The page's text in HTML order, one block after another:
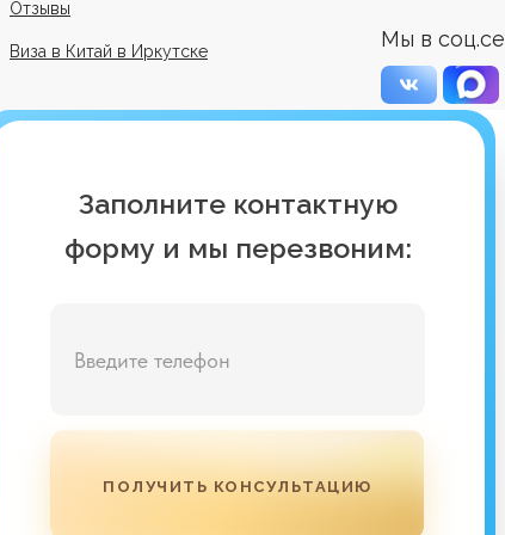
Мы в
Отзывы
Виза в Китай в Иркутске
Заполните контактную
форму и мы перезвоним:
ПОЛУЧИТЬ КОНСУЛЬТАЦИЮ